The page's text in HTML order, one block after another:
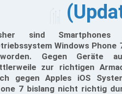
sind
Windows Phone
Gegen Geräte
zur richtigen
gegen Apples iOS
7 bislang nicht richtig